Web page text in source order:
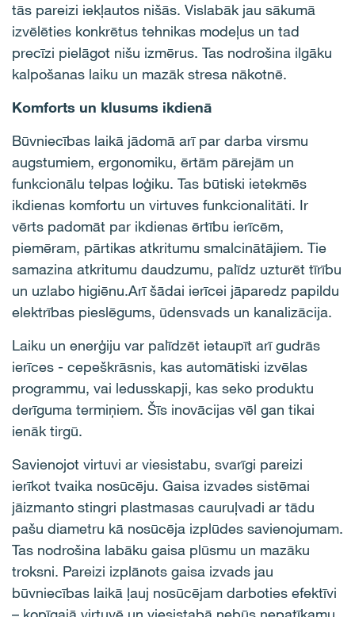
tās pareizi iekļautos nišās. Vislabāk jau sākumā
izvēlēties konkrētus tehnikas modeļus un tad
precīzi pielāgot nišu izmērus. Tas nodrošina ilgāku
kalpošanas laiku un mazāk stresa nākotnē.
Komforts un klusums ikdienā
Būvniecības laikā jādomā arī par darba virsmu
augstumiem, ergonomiku, ērtām pārejām un
funkcionālu telpas loģiku. Tas būtiski ietekmēs
ikdienas komfortu un virtuves funkcionalitāti. Ir
vērts padomāt par ikdienas ērtību ierīcēm,
piemēram, pārtikas atkritumu smalcinātājiem. Tie
samazina atkritumu daudzumu, palīdz uzturēt tīrību
un uzlabo higiēnu.Arī šādai ierīcei jāparedz papildu
elektrības pieslēgums, ūdensvads un kanalizācija.
Laiku un enerģiju var palīdzēt ietaupīt arīgudrās
ierīces - cepeškrāsnis, kas automātiski izvēlas
programmu, vai ledusskapji, kas seko produktu
derīguma termiņiem. Šīs inovācijas vēl gan tikai
ienāk tirgū.
Savienojot virtuvi ar viesistabu, svarīgi pareizi
ierīkot tvaika nosūcēju. Gaisa izvades sistēmai
jāizmanto stingri plastmasas cauruļvadi ar tādu
pašu diametru kā nosūcēja izplūdes savienojumam.
Tas nodrošina labāku gaisa plūsmu un mazāku
troksni. Pareizi izplānots gaisa izvads jau
būvniecības laikā ļauj nosūcējam darboties efektīvi